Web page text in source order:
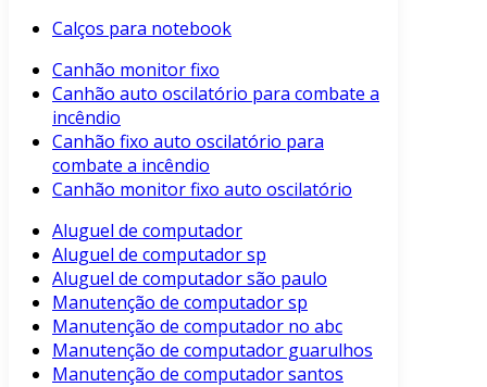
Calços para notebook
Canhão monitor fixo
Canhão auto oscilatório para combate a
incêndio
Canhão fixo auto oscilatório para
combate a incêndio
Canhão monitor fixo auto oscilatório
Aluguel de computador
Aluguel de computador sp
Aluguel de computador são paulo
Manutenção de computador sp
Manutenção de computador no abc
Manutenção de computador guarulhos
Manutenção de computador santos